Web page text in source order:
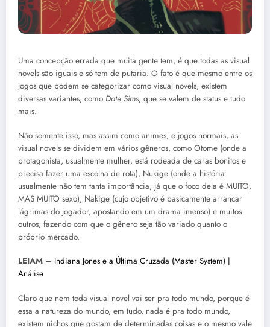
Uma concepção errada que muita gente tem, é que todas as visual
novels são iguais e só tem de putaria. O fato é que mesmo entre os
jogos que podem se categorizar como visual novels, existem
diversas variantes, como Date Sims, que se valem de status e tudo
mais.
Não somente isso, mas assim como animes, e jogos normais, as
visual novels se dividem em vários gêneros, como Otome (onde a
protagonista, usualmente mulher, está rodeada de caras bonitos e
precisa fazer uma escolha de rota), Nukige (onde a história
usualmente não tem tanta importância, já que o foco dela é MUITO,
MAS MUITO sexo), Nakige (cujo objetivo é basicamente arrancar
lágrimas do jogador, apostando em um drama imenso) e muitos
outros, fazendo com que o gênero seja tão variado quanto o
próprio mercado.
LEIAM – Indiana Jones e a Última Cruzada (Master System) |
Análise
Claro que nem toda visual novel vai ser pra todo mundo, porque é
essa a natureza do mundo, em tudo, nada é pra todo mundo,
existem nichos que gostam de determinadas coisas e o mesmo vale